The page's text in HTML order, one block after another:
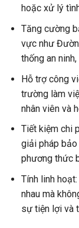
hoặc xử lý
Tăng cường
vực như
thống an
Hỗ trợ công
trường làm
nhân viên và
Tiết kiệm chi
giải pháp bảo
phương thức
Tính linh
nhau mà
sự tiện lợi và